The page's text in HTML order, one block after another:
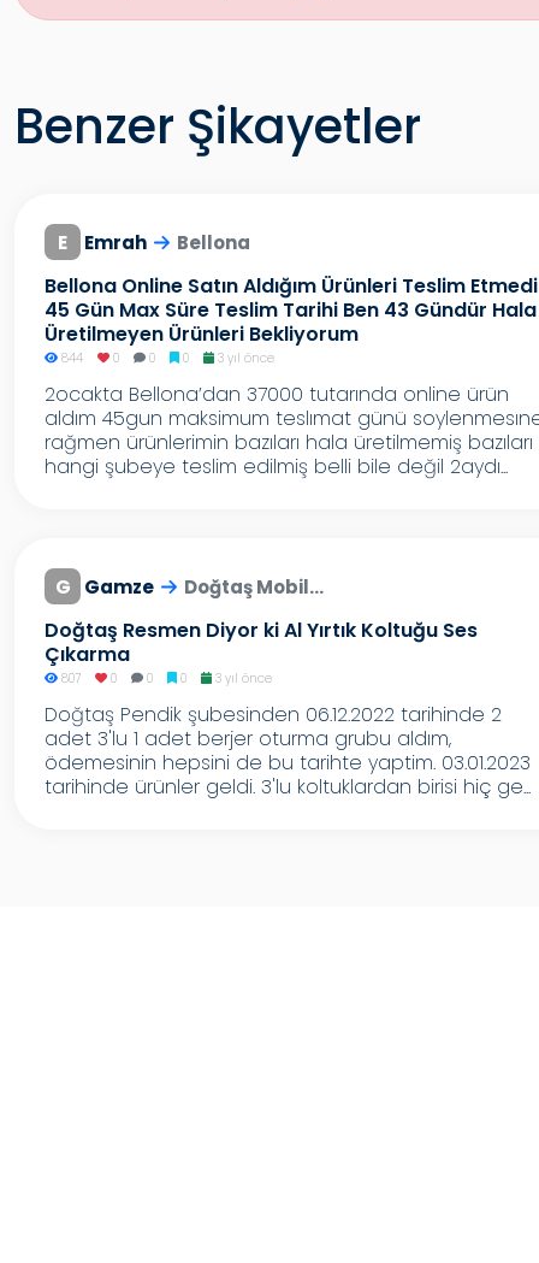
Benzer Şikayetler
E Emrah Bellona
Bellona Online Satın Aldığım Ürünleri Teslim Etmedi
45 Gün Max Süre Teslim Tarihi Ben 43 Gündür Hala
Üretilmeyen Ürünleri Bekliyorum
844 0 0 0 3 yıl önce
2ocakta Bellona’dan 37000 tutarında online ürün
aldım 45gun maksimum teslımat günü
rağmen ürünlerimin bazıları hala üretilmemiş bazıları
hangi şubeye teslim edilmiş belli bile değil 2aydı...
G Gamze Doğtaş Mobil...
Doğtaş Resmen Diyor ki Al Yırtık Koltuğu Ses
Çıkarma
807 0 0 0 3 yıl önce
Doğtaş Pendik şubesinden 06.12.2022 tarihinde 2
adet 3'lu 1 adet berjer oturma grubu aldım,
ödemesinin hepsini de bu tarihte yaptim. 03.01.2023
tarihinde ürünler geldi. 3'lu koltuklardan birisi hiç ge...